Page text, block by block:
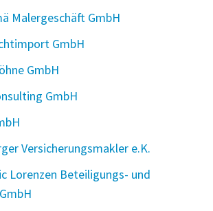
Malergeschäft GmbH
GmbH
GmbH
GmbH
Versicherungsmakler e.K.
Lorenzen Beteiligungs- und